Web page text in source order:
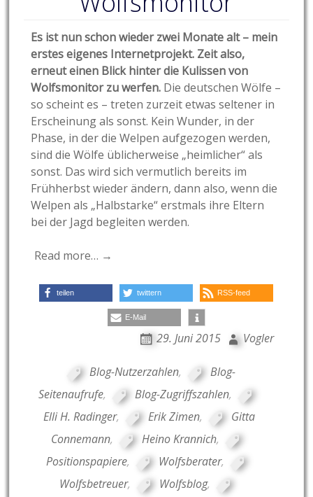
Es ist nun schon wieder zwei Monate alt – mein
erstes eigenes Internetprojekt. Zeit also,
erneut einen Blick hinter die Kulissen von
Wolfsmonitor zu werfen. Die deutschen Wölfe –
so scheint es – treten zurzeit etwas seltener in
Erscheinung als sonst. Kein Wunder, in der
Phase, in der die Welpen aufgezogen werden,
sind die Wölfe üblicherweise „heimlicher“ als
sonst. Das wird sich vermutlich bereits im
Frühherbst wieder ändern, dann also, wenn die
Welpen als „Halbstarke“ erstmals ihre Eltern
bei der Jagd begleiten werden.
Read more… →
teilen twittern RSS-feed
E-Mail
29. Juni 2015 Vogler
Blog-Nutzerzahlen,
Blog-
Seitenaufrufe, Blog-Zugriffszahlen,
Elli H. Radinger, Erik Zimen,
Gitta
Connemann, Heino Krannich,
Positionspapiere, Wolfsberater,
Wolfsbetreuer, Wolfsblog,